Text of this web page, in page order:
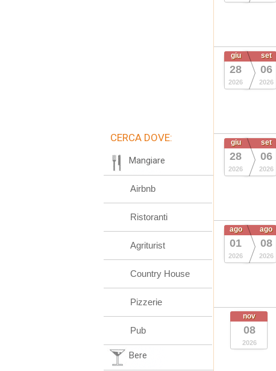
giu
28
2026
set
06
2026
giu
28
2026
set
06
2026
ago
01
2026
ago
08
2026
nov
08
2026
CERCA DOVE:
Mangiare
Airbnb
Ristoranti
Agriturist
Country House
Pizzerie
Pub
Bere